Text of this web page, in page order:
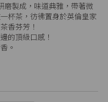
磨製成，味道典雅，帶著微
杯茶，彷彿置身於英倫皇家
香芬芳！
的頂級口感！
。